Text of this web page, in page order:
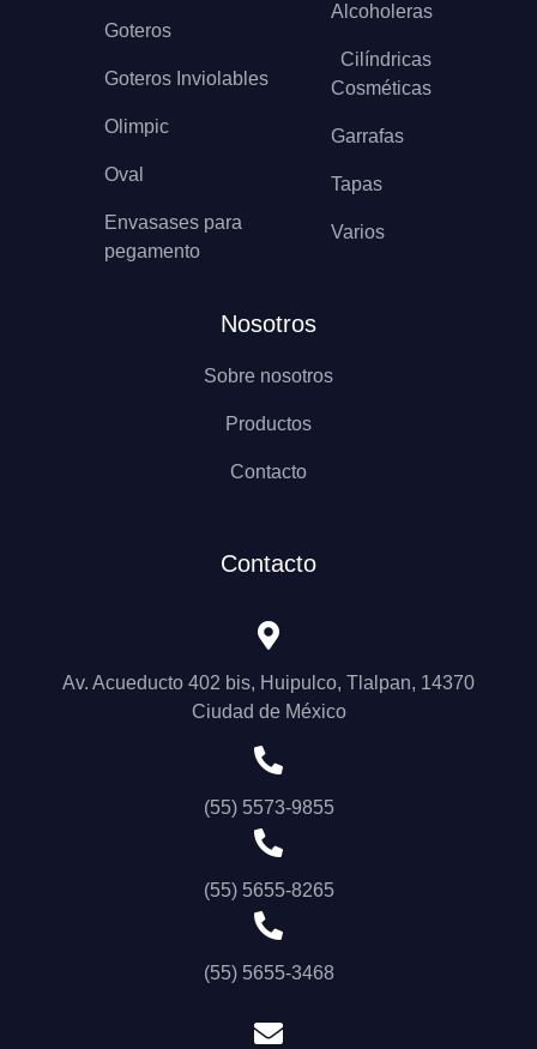
Goteros
Goteros Inviolables
Olimpic
Oval
Envasases para
pegamento
Alcoholeras
Cilíndricas
Cosméticas
Garrafas
Tapas
Varios
Nosotros
Sobre nosotros
Productos
Contacto
Contacto
Av. Acueducto 402 bis, Huipulco, Tlalpan, 14370
Ciudad de México
(55) 5573-9855
(55) 5655-8265
(55) 5655-3468